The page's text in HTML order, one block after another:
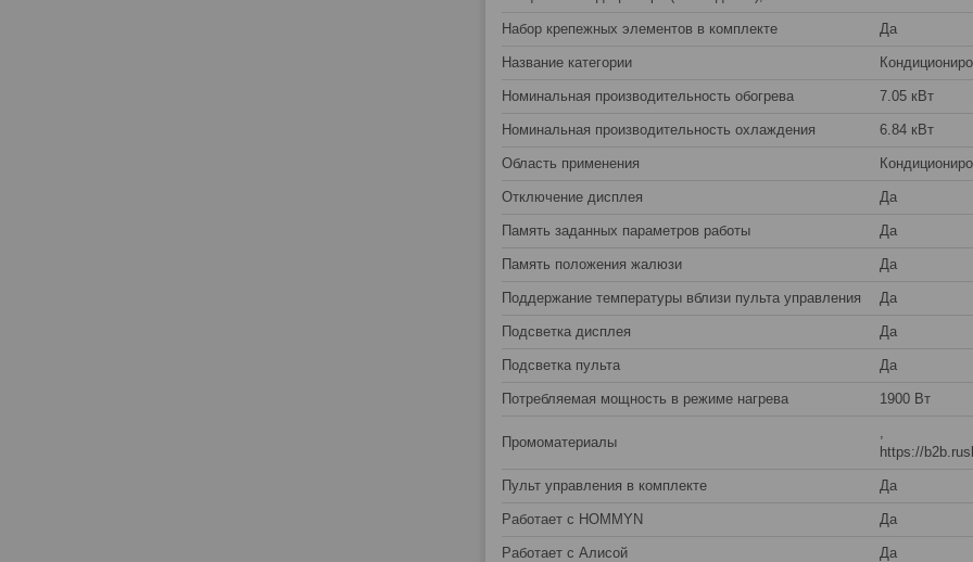
Набор крепежных элементов в комплекте Да
Название категории
Номинальная производительность обогрева 7.05 кВт
Номинальная производительность охлаждения 6.84 кВт
Область применения
Отключение дисплея Да
Память заданных параметров работы Да
Память положения жалюзи Да
Поддержание температуры вблизи пульта управления Да
Подсветка дисплея Да
Подсветка пульта Да
Потребляемая мощность в режиме нагрева 1900 Вт
Промоматериалы
,
https://
Пульт управления в комплекте Да
Работает с HOMMYN Да
Работает с Алисой Да